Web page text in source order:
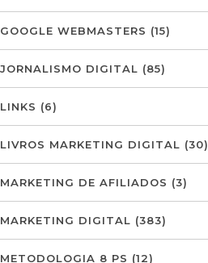
GOOGLE WEBMASTERS (15)
JORNALISMO DIGITAL (85)
LINKS (6)
LIVROS MARKETING DIGITAL (30)
MARKETING DE AFILIADOS (3)
MARKETING DIGITAL (383)
METODOLOGIA 8 PS (12)